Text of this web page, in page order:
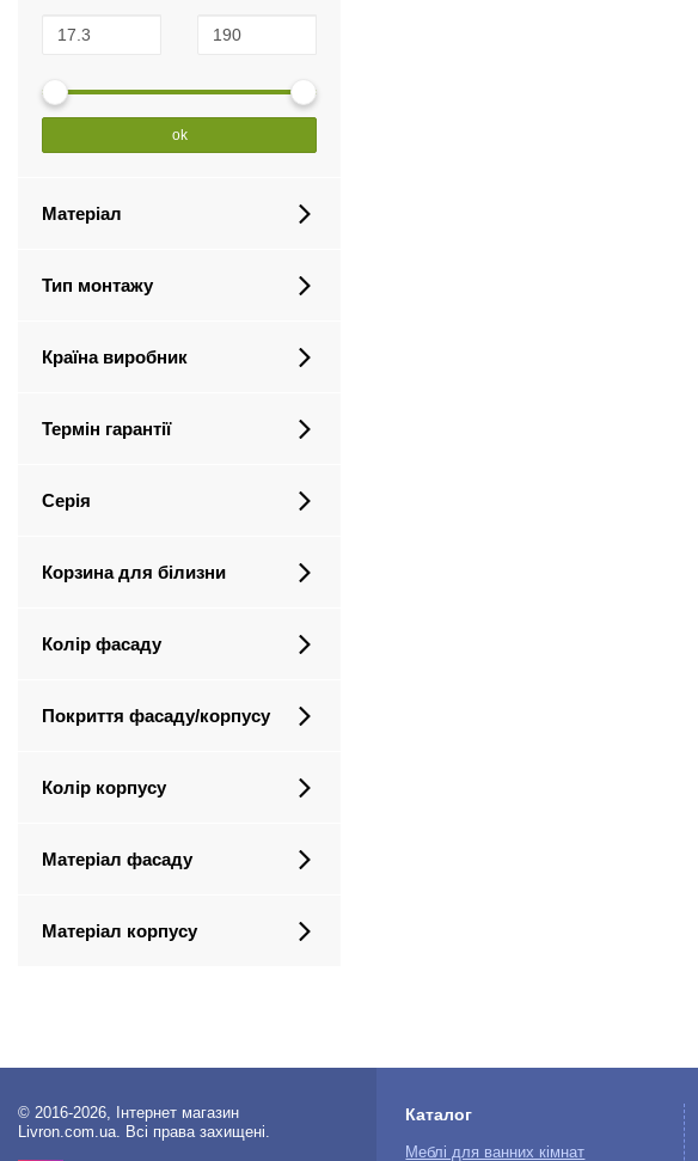
ok
Матеріал
Тип монтажу
Країна виробник
Термін гарантії
Серія
Корзина для білизни
Колір фасаду
Покриття фасаду/корпусу
Колір корпусу
Матеріал фасаду
Матеріал корпусу
© 2016-2026, Інтернет магазин
Livron.com.ua. Всі права захищені.
Каталог
Меблі для ванних кімнат